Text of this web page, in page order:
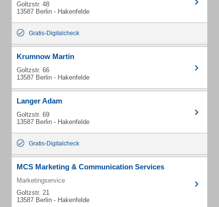
Goltzstr. 48
13587 Berlin - Hakenfelde
Gratis-Digitalcheck
Krumnow Martin
Goltzstr. 66
13587 Berlin - Hakenfelde
Langer Adam
Goltzstr. 69
13587 Berlin - Hakenfelde
Gratis-Digitalcheck
MCS Marketing & Communication Services
Marketingservice
Goltzstr. 21
13587 Berlin - Hakenfelde